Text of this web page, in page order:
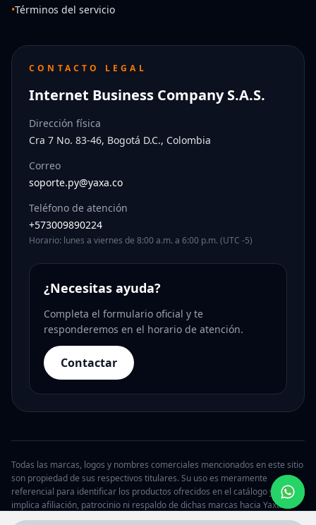
•Términos del servicio
CONTACTO LEGAL
Internet Business Company S.A.S.
Dirección física
Cra 7 No. 83-46, Bogotá D.C., Colombia
Correo
soporte.py@yaxa.co
Teléfono de atención
+573009890224
Horario: lunes a viernes de 8:00 a.m. a 6:00 p.m. (UTC -5)
¿Necesitas ayuda?
Completa el formulario oficial y te
responderemos en el horario de atención.
Contactar
Todas las marcas, logos y nombres comerciales mencionados en este sitio
son propiedad de sus respectivos titulares. Su uso es meramente
referencial para identificar los productos ofrecidos en el catálogo y no
implica afiliación, patrocinio ni respaldo de dichas marcas hacia Yaxa.